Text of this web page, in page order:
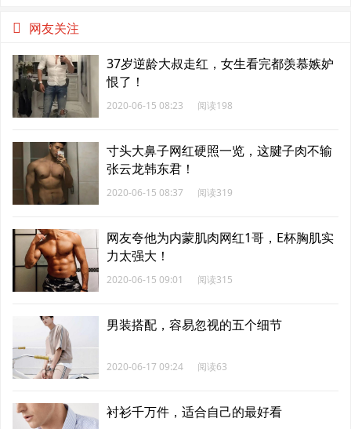
网友关注
37岁逆龄大叔走红，女生看完都羡慕嫉妒
恨了！
2020-06-15 08:23 阅读198
寸头大鼻子网红硬照一览，这腱子肉不输
张云龙韩东君！
2020-06-15 08:37 阅读319
网友夸他为内蒙肌肉网红1哥，E杯胸肌实
力太强大！
2020-06-15 09:01 阅读315
男装搭配，容易忽视的五个细节
2020-06-17 09:24 阅读63
衬衫千万件，适合自己的最好看